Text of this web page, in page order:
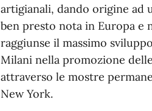
artigianali, dando origine ad
ben presto nota in Europa e
raggiunse il massimo
Milani nella promozione
attraverso le mostre
New York.